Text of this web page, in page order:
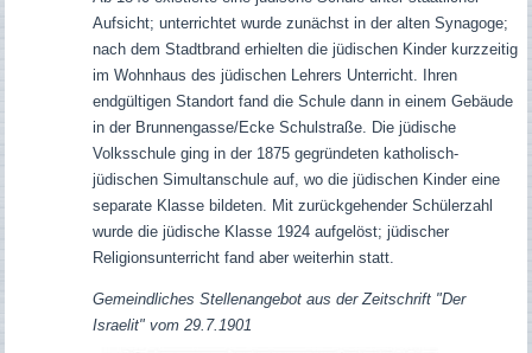
Aufsicht; unterrichtet wurde zunächst in der alten Synagoge;
nach dem Stadtbrand erhielten die jüdischen Kinder kurzzeitig
im Wohnhaus des jüdischen Lehrers Unterricht. Ihren
endgültigen Standort fand die Schule dann in einem Gebäude
in der Brunnengasse/Ecke Schulstraße. Die jüdische
Volksschule ging in der 1875 gegründeten katholisch-
jüdischen Simultanschule auf, wo die jüdischen Kinder eine
separate Klasse bildeten. Mit zurückgehender Schülerzahl
wurde die jüdische Klasse 1924 aufgelöst; jüdischer
Religionsunterricht fand aber weiterhin statt.
Gemeindliches Stellenangebot aus der Zeitschrift "Der
Israelit" vom 29.7.1901